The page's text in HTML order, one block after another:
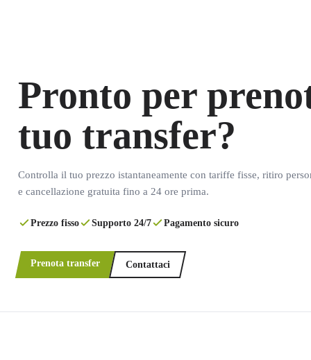
Pronto per
tuo transfer?
Controlla il tuo prezzo istantaneamente con tariffe fisse, ritiro
e cancellazione gratuita fino a 24 ore prima.
Prezzo fisso Supporto 24/7 Pagamento sicuro
Prenota transfer Contattaci